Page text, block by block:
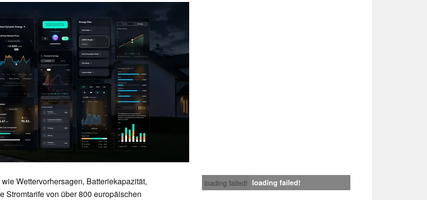
loading failed! loading failed!
Wettervorhersagen, Batteriekapazität,
Stromtarife von über 800 europäischen